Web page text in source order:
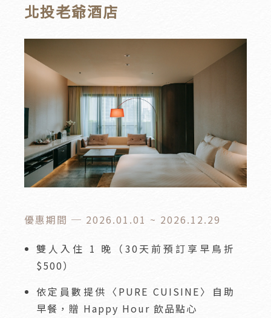
北投老爺酒店
優惠期間 ─ 2026.01.01 ~ 2026.12.29
雙人入住 1 晚（30天前預訂享早鳥折
$500）
依定員數提供〈PURE CUISINE〉自助
早餐，贈 Happy Hour 飲品點心